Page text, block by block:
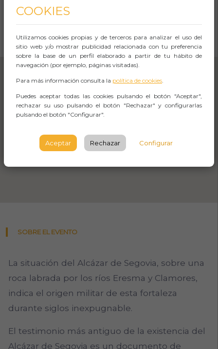
SOBRE EL EVENTO
La situación del Alcázar de Segovia, sobre una
roca labrada por los ríos Eresma y Clamores,
indica el origen militar de esta fortaleza
durante siglos inexpugnable.
El testimonio más antiguo de la existencia del
Alcázar de Segovia es un documento de
CÓMO LLEGAR
Abrir Navegación
COOKIES
Utilizamos cookies propias y de terceros para analizar el uso del
sitio web y/o mostrar publicidad relacionada con tu preferencia
sobre la base de un perfil elaborado a partir de tu hábito de
navegación (por ejemplo, páginas visitadas).
Para más información consulta la política de cookies
Puedes aceptar todas las cookies pulsando el botón "Aceptar",
rechazar su uso pulsando el botón "Rechazar" y configurarlas
pulsando el botón "Configurar".
Aceptar Rechazar Configurar